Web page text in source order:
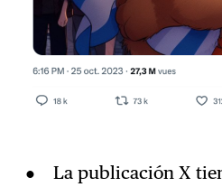
La publicación X